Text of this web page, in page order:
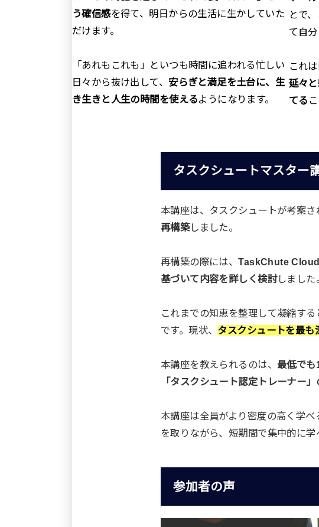
う確信感を得て、明日からの生活に生かしていた
だけます。
「あれもこれも」といつも時間に追われる忙しい
日々から抜け出して、 安らぎと満足を土台に、生
き生きと人生の時間を使えるようになります。
とで
て自
これ
延々
てる
タスクシュートマスター
本講座は、タスクシュートが考案さ
再構築しました。
再構築の際には、TaskChute Cloud
基づいて内容を詳しく検討しました
これまでの知恵を整理して凝縮す
です。現状、 タスクシュートを最も
本講座を教えられるのは、 最低でも
「タスクシュート認定トレーナー
本講座は全員がより密度の高く学べ
を取りながら、短期間で集中的に学
参加者の声